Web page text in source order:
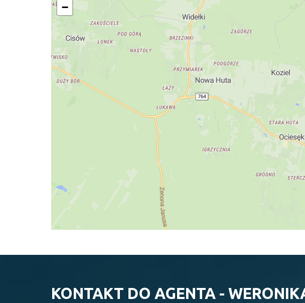
−
KONTAKT DO AGENTA -